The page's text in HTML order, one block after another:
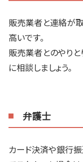
販売業者と連絡が
高いです。
販売業者とのやりと
に相談しましょう。
弁護士
カード決済や銀行